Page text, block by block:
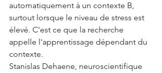
automatiquement à un contexte B,
surtout lorsque le niveau de stress est
élevé. C'est ce que la recherche
appelle l'apprentissage dépendant du
contexte.
Stanislas Dehaene, neuroscientifique